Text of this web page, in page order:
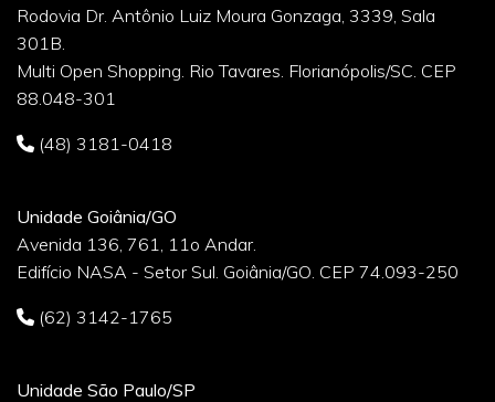
Rodovia Dr. Antônio Luiz Moura Gonzaga, 3339, Sala
301B.
Multi Open Shopping. Rio Tavares. Florianópolis/SC. CEP
88.048-301
(48) 3181-0418
Unidade Goiânia/GO
Avenida 136, 761, 11o Andar.
Edifício NASA - Setor Sul. Goiânia/GO. CEP 74.093-250
(62) 3142-1765
Unidade São Paulo/SP